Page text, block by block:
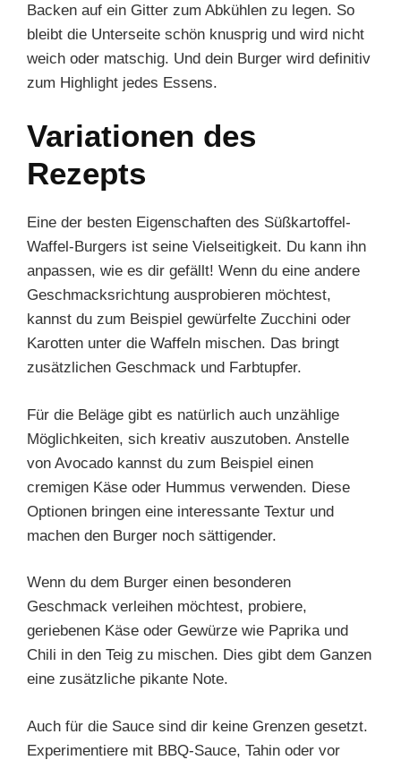
Backen auf ein Gitter zum Abkühlen zu legen. So
bleibt die Unterseite schön knusprig und wird nicht
weich oder matschig. Und dein Burger wird definitiv
zum Highlight jedes Essens.
Variationen des
Rezepts
Eine der besten Eigenschaften des Süßkartoffel-
Waffel-Burgers ist seine Vielseitigkeit. Du kann ihn
anpassen, wie es dir gefällt! Wenn du eine andere
Geschmacksrichtung ausprobieren möchtest,
kannst du zum Beispiel gewürfelte Zucchini oder
Karotten unter die Waffeln mischen. Das bringt
zusätzlichen Geschmack und Farbtupfer.
Für die Beläge gibt es natürlich auch unzählige
Möglichkeiten, sich kreativ auszutoben. Anstelle
von Avocado kannst du zum Beispiel einen
cremigen Käse oder Hummus verwenden. Diese
Optionen bringen eine interessante Textur und
machen den Burger noch sättigender.
Wenn du dem Burger einen besonderen
Geschmack verleihen möchtest, probiere,
geriebenen Käse oder Gewürze wie Paprika und
Chili in den Teig zu mischen. Dies gibt dem Ganzen
eine zusätzliche pikante Note.
Auch für die Sauce sind dir keine Grenzen gesetzt.
Experimentiere mit BBQ-Sauce, Tahin oder vor